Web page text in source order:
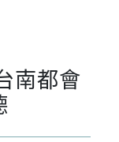
南都會